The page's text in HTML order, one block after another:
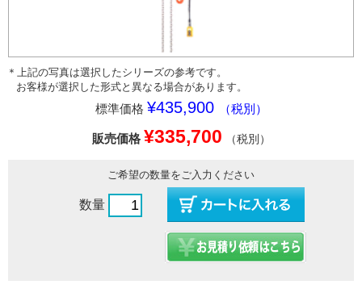
＊上記の写真は選択したシリーズの参考です。
お客様が選択した形式と異なる場合があります。
標準価格 ¥435,900 （税別）
販売価格 ¥335,700 （税別）
ご希望の数量をご入力ください
数量